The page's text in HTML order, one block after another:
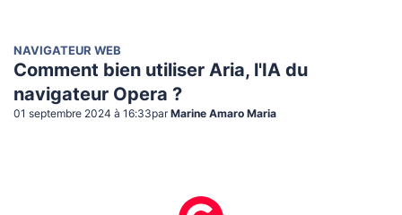
NAVIGATEUR WEB
Comment bien utiliser Aria, l'IA du
navigateur Opera ?
01 septembre 2024 à 16:33par Marine Amaro Maria